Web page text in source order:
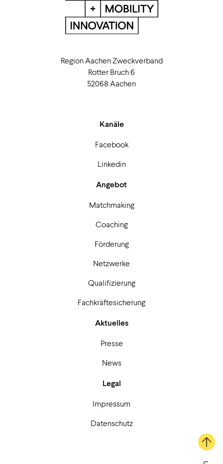
Region Aachen Zweckverband
Rotter Bruch 6
52068 Aachen
Kanäle
Facebook
Linkedin
Angebot
Matchmaking
Coaching
Förderung
Netzwerke
Qualifizierung
Fachkräftesicherung
Aktuelles
Presse
News
Legal
Impressum
Datenschutz